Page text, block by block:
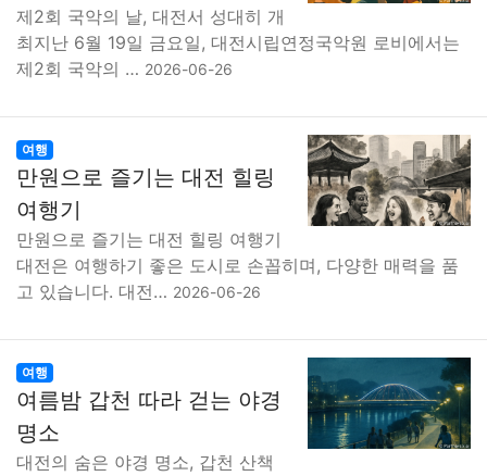
제2회 국악의 날, 대전서 성대히 개
최지난 6월 19일 금요일, 대전시립연정국악원 로비에서는
제2회 국악의 … 2026-06-26
여행
만원으로 즐기는 대전 힐링
여행기
만원으로 즐기는 대전 힐링 여행기
대전은 여행하기 좋은 도시로 손꼽히며, 다양한 매력을 품
고 있습니다. 대전… 2026-06-26
여행
여름밤 갑천 따라 걷는 야경
명소
대전의 숨은 야경 명소, 갑천 산책